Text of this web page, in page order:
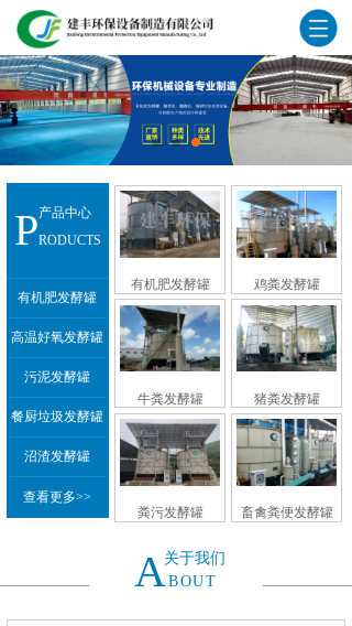
产品中心
PRODUCTS
有机肥发酵罐
高温好氧发酵罐
污泥发酵罐
餐厨垃圾发酵罐
沼渣发酵罐
查看更多>>
有机肥发酵罐 鸡粪发酵罐
牛粪发酵罐 猪粪发酵罐
粪污发酵罐 畜禽粪便发酵罐
关于我们
ABOUT